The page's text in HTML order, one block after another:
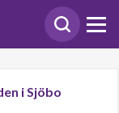
i Sjöbo